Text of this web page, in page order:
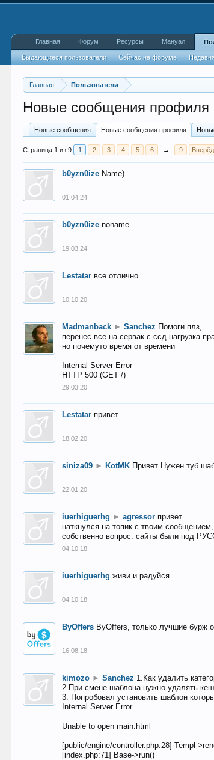
Главная Пользователи
Новые сообщения профиля
Новые сообщения Новые сообщения профиля
Страница 1 из 9 1 2 3 4 5 6 → 9
b0yzn0ize Name)
01.04.24
b0yzn0ize noname
19.03.24
Lestatar все отлично
10.10.20
Madmanback ► Sanchez Помоги плз,
перенес все на сервак с ссд нагрузка
но почемуто время от времени
Internal Server Error
HTTP 500 (GET /)
29.03.20
Lestatar привет
18.02.20
siniza09 ► KotMK Привет Нужен туб
22.01.20
iuerhiguerhg ► agressor привет
наткнулся на топик с твоим
собственно вопрос: сайты были под
04.10.18
iuerhiguerhg живи и радуйся
04.10.18
ByOffers ByOffers, только лучшие бурж
16.08.18
kimozo ► Sanchez 1.Как удалить
2.При смене шаблона нужно удалять
3. Попробовал установить шаблон
Internal Server Error
Unable to open main.html
[public/engine/controller.php:28] Templ-
[index.php:71] Base->run()
Главная Форум Ресурсы Мануал
Выдающиеся пользователи Сейчас на форуме